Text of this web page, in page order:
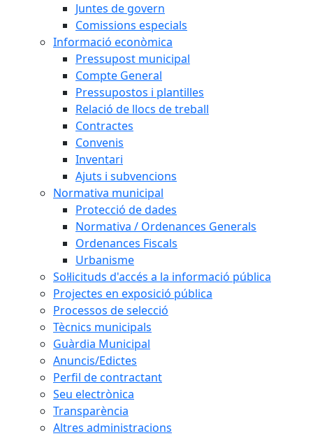
Juntes de govern
Comissions especials
Informació econòmica
Pressupost municipal
Compte General
Pressupostos i plantilles
Relació de llocs de treball
Contractes
Convenis
Inventari
Ajuts i subvencions
Normativa municipal
Protecció de dades
Normativa / Ordenances Generals
Ordenances Fiscals
Urbanisme
Sol·licituds d'accés a la informació pública
Projectes en exposició pública
Processos de selecció
Tècnics municipals
Guàrdia Municipal
Anuncis/Edictes
Perfil de contractant
Seu electrònica
Transparència
Altres administracions